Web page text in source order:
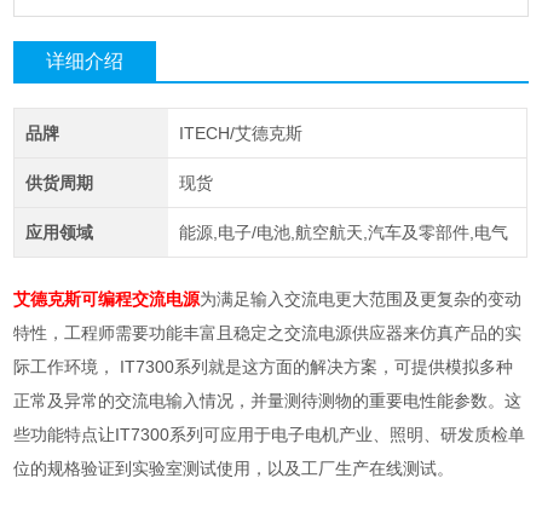
详细介绍
品牌 ITECH/艾德克斯
供货周期 现货
应用领域 能源,电子/电池,航空航天,汽车及零部件,电气
艾德克斯可编程交流电源为满足输入交流电更大范围及更复杂的变动
特性，工程师需要功能丰富且稳定之交流电源供应器来仿真产品的实
际工作环境， IT7300系列就是这方面的解决方案，可提供模拟多种
正常及异常的交流电输入情况，并量测待测物的重要电性能参数。这
些功能特点让IT7300系列可应用于电子电机产业、照明、研发质检单
位的规格验证到实验室测试使用，以及工厂生产在线测试。